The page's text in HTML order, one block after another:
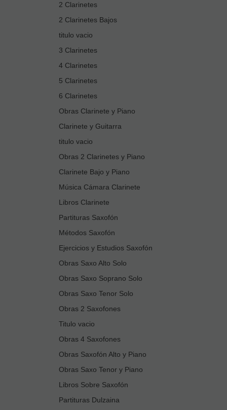
2 Clarinetes
2 Clarinetes Bajos
titulo vacio
3 Clarinetes
4 Clarinetes
5 Clarinetes
6 Clarinetes
Obras Clarinete y Piano
Clarinete y Guitarra
titulo vacio
Obras 2 Clarinetes y Piano
Clarinete Bajo y Piano
Música Cámara Clarinete
Libros Clarinete
Partituras Saxofón
Métodos Saxofón
Ejercicios y Estudios Saxofón
Obras Saxo Alto Solo
Obras Saxo Soprano Solo
Obras Saxo Tenor Solo
Obras 2 Saxofones
Titulo vacio
Obras 4 Saxofones
Obras Saxofón Alto y Piano
Obras Saxo Tenor y Piano
Libros Sobre Saxofón
Partituras Dulzaina